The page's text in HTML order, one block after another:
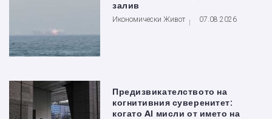
залив
Икономически Живот 07.08.2026
Предизвикателството на
когнитивния суверенитет:
когато AI мисли от името на